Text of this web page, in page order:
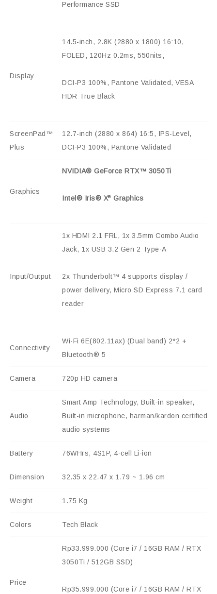
Performance SSD
Display
14.5-inch, 2.8K (2880 x 1800) 16:10,
FOLED, 120Hz 0.2ms, 550nits,
DCI-P3 100%, Pantone Validated, VESA
HDR True Black
ScreenPad™
Plus
12.7-inch (2880 x 864) 16:5, IPS-Level,
DCI-P3 100%, Pantone Validated
Graphics
NVIDIA® GeForce RTX™ 3050Ti
Intel® Iris® Xe Graphics
Input/Output
1x HDMI 2.1 FRL, 1x 3.5mm Combo Audio
Jack, 1x USB 3.2 Gen 2 Type-A
2x Thunderbolt™ 4 supports display /
power delivery, Micro SD Express 7.1 card
reader
Connectivity
Wi-Fi 6E(802.11ax) (Dual band) 2*2 +
Bluetooth® 5
Camera 720p HD camera
Audio
Smart Amp Technology, Built-in speaker,
Built-in microphone, harman/kardon certified
audio systems
Battery 76WHrs, 4S1P, 4-cell Li-ion
Dimension 32.35 x 22.47 x 1.79 ~ 1.96 cm
Weight 1.75 Kg
Colors Tech Black
Price
Rp33.999.000 (Core i7 / 16GB RAM / RTX
3050Ti / 512GB SSD)
Rp35.999.000 (Core i7 / 16GB RAM / RTX